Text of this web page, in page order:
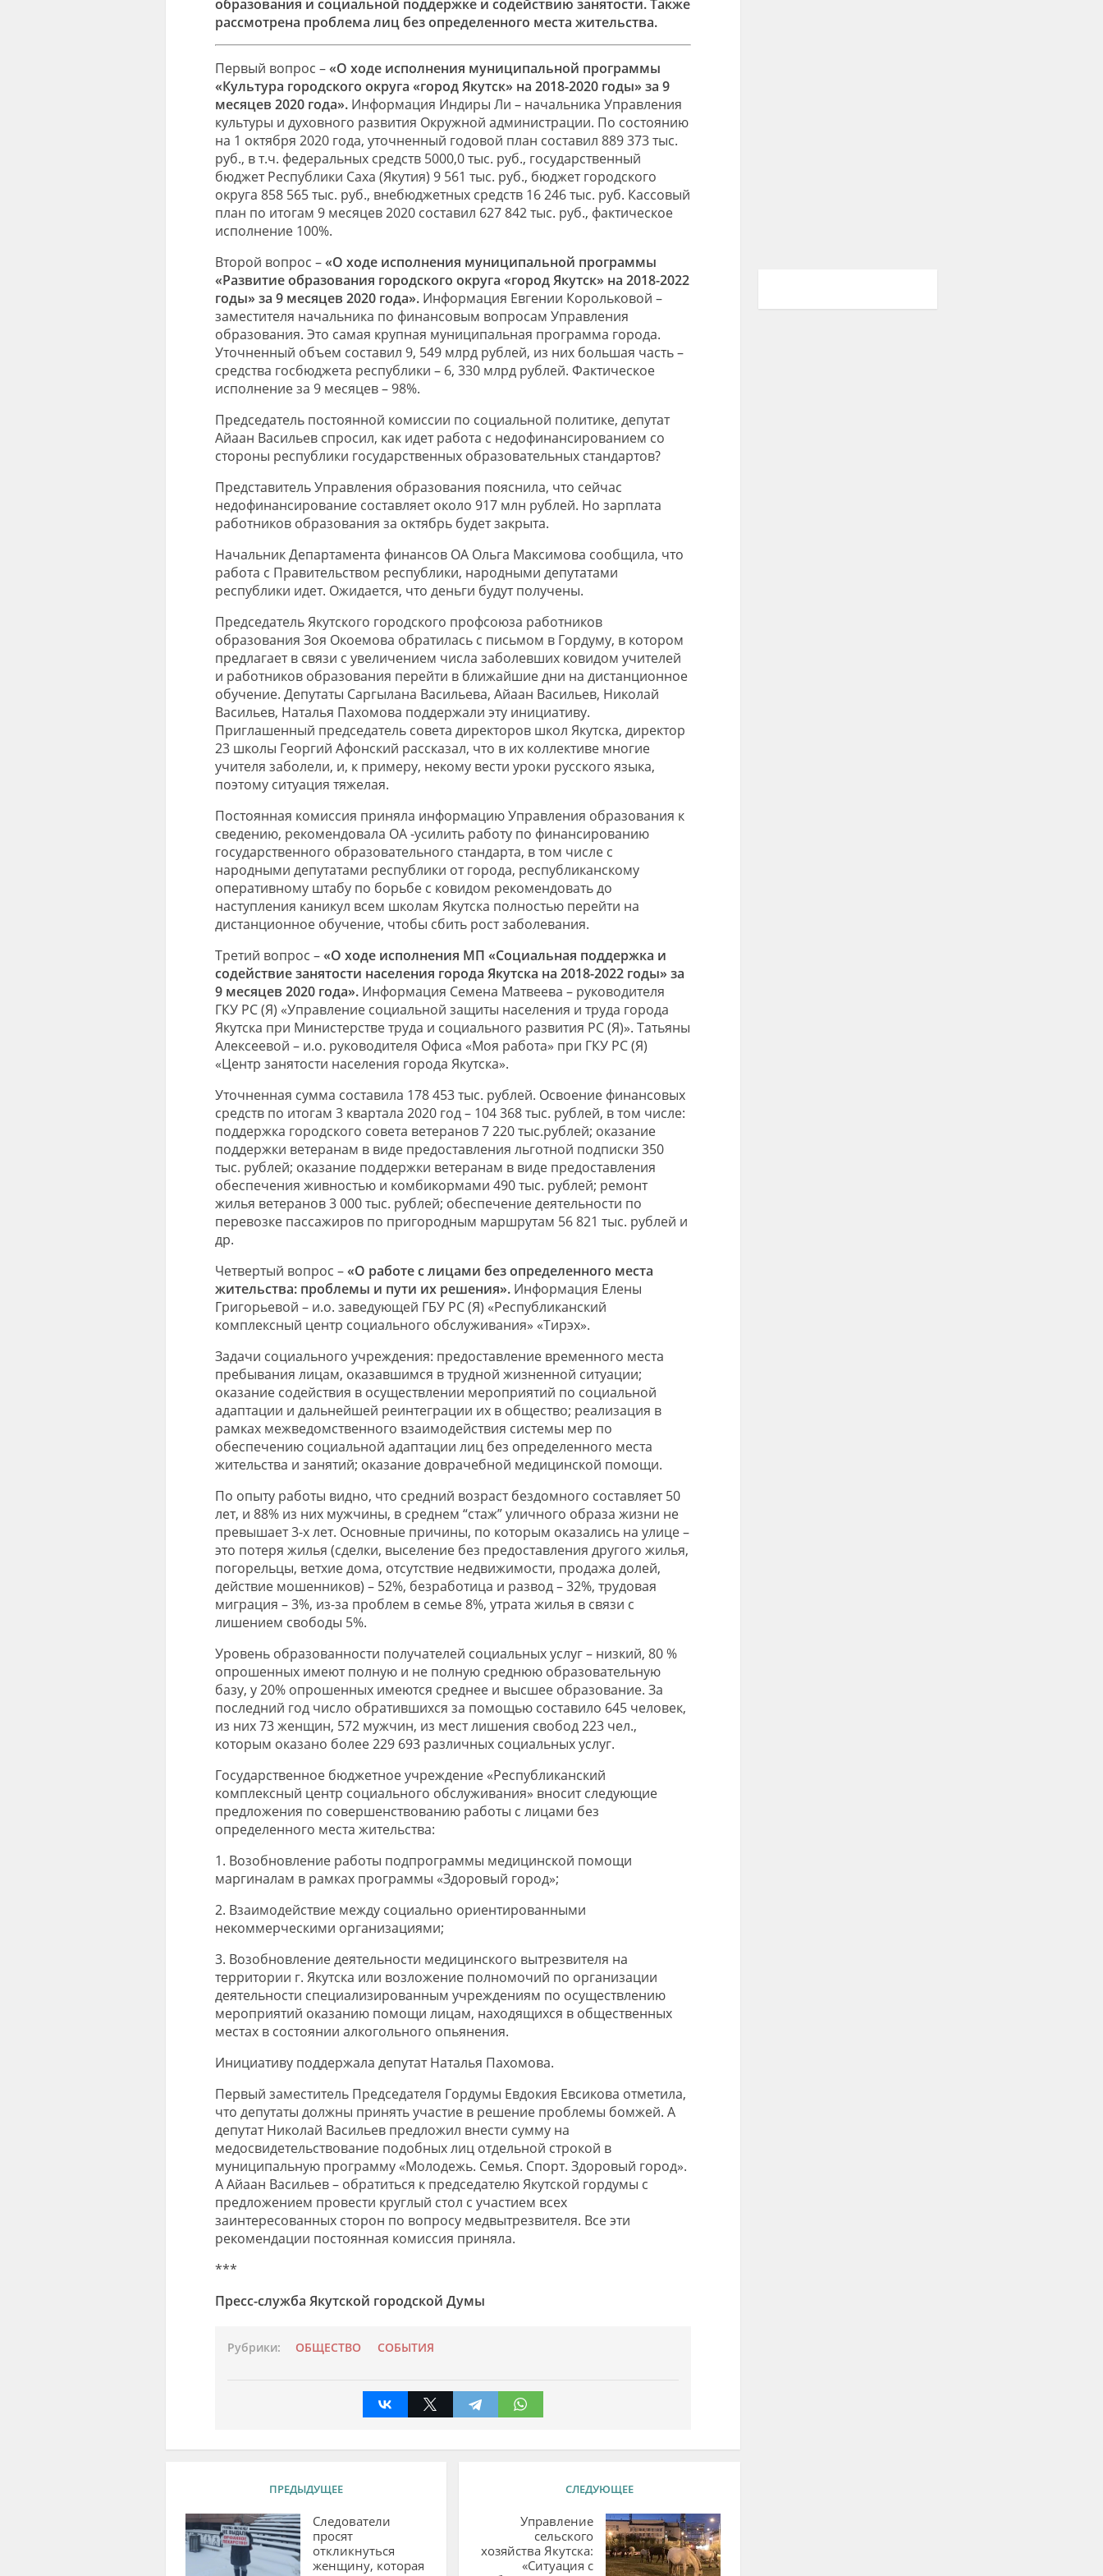
образования и социальной поддержке и содействию занятости. Также
рассмотрена проблема лиц без определенного места жительства.
Первый вопрос –«О ходе исполнения муниципальной программы
«Культура городского округа «город Якутск» на 2018-2020 годы» за 9
месяцев 2020 года».Информация Индиры Ли – начальника Управления
культуры и духовного развития Окружной администрации. По состоянию
на 1 октября 2020 года, уточненный годовой план составил 889 373 тыс.
руб., в т.ч. федеральных средств 5000,0 тыс. руб., государственный
бюджет Республики Саха (Якутия) 9 561 тыс. руб., бюджет городского
округа 858 565 тыс. руб., внебюджетных средств 16 246 тыс. руб. Кассовый
план по итогам 9 месяцев 2020 составил 627 842 тыс. руб., фактическое
исполнение 100%.
Второй вопрос –«О ходе исполнения муниципальной программы
«Развитие образования городского округа «город Якутск» на 2018-2022
годы» за 9 месяцев 2020 года». Информация Евгении Корольковой –
заместителя начальника по финансовым вопросам Управления
образования. Это самая крупная муниципальная программа города.
Уточненный объем составил 9, 549 млрд рублей, из них большая часть –
средства госбюджета республики – 6, 330 млрд рублей. Фактическое
исполнение за 9 месяцев – 98%.
Председатель постоянной комиссии по социальной политике, депутат
Айаан Васильев спросил, как идет работа с недофинансированием со
стороны республики государственных образовательных стандартов?
Представитель Управления образования пояснила, что сейчас
недофинансирование составляет около 917 млн рублей. Но зарплата
работников образования за октябрь будет закрыта.
Начальник Департамента финансов ОА Ольга Максимова сообщила, что
работа с Правительством республики, народными депутатами
республики идет. Ожидается, что деньги будут получены.
Председатель Якутского городского профсоюза работников
образования Зоя Окоемова обратилась с письмом в Гордуму, в котором
предлагает в связи с увеличением числа заболевших ковидом учителей
и работников образования перейти в ближайшие дни на дистанционное
обучение. Депутаты Саргылана Васильева, Айаан Васильев, Николай
Васильев, Наталья Пахомова поддержали эту инициативу.
Приглашенный председатель совета директоров школ Якутска, директор
23 школы Георгий Афонский рассказал, что в их коллективе многие
учителя заболели, и, к примеру, некому вести уроки русского языка,
поэтому ситуация тяжелая.
Постоянная комиссия приняла информацию Управления образования к
сведению, рекомендовала ОА -усилить работу по финансированию
государственного образовательного стандарта, в том числе с
народными депутатами республики от города, республиканскому
оперативному штабу по борьбе с ковидом рекомендовать до
наступления каникул всем школам Якутска полностью перейти на
дистанционное обучение, чтобы сбить рост заболевания.
Третий вопрос –«О ходе исполнения МП «Социальная поддержка и
содействие занятости населения города Якутска на 2018-2022 годы» за
9 месяцев 2020 года».Информация Семена Матвеева – руководителя
ГКУ РС (Я) «Управление социальной защиты населения и труда города
Якутска при Министерстве труда и социального развития РС (Я)». Татьяны
Алексеевой – и.о. руководителя Офиса «Моя работа» при ГКУ РС (Я)
«Центр занятости населения города Якутска».
Уточненная сумма составила 178 453 тыс. рублей. Освоение финансовых
средств по итогам 3 квартала 2020 год – 104 368 тыс. рублей, в том числе:
поддержка городского совета ветеранов 7 220 тыс.рублей; оказание
поддержки ветеранам в виде предоставления льготной подписки 350
тыс. рублей; оказание поддержки ветеранам в виде предоставления
обеспечения живностью и комбикормами 490 тыс. рублей; ремонт
жилья ветеранов 3 000 тыс. рублей; обеспечение деятельности по
перевозке пассажиров по пригородным маршрутам 56 821 тыс. рублей и
др.
Четвертый вопрос –«О работе с лицами без определенного места
жительства: проблемы и пути их решения».Информация Елены
Григорьевой – и.о. заведующей ГБУ РС (Я) «Республиканский
комплексный центр социального обслуживания» «Тирэх».
Задачи социального учреждения: предоставление временного места
пребывания лицам, оказавшимся в трудной жизненной ситуации;
оказание содействия в осуществлении мероприятий по социальной
адаптации и дальнейшей реинтеграции их в общество; реализация в
рамках межведомственного взаимодействия системы мер по
обеспечению социальной адаптации лиц без определенного места
жительства и занятий; оказание доврачебной медицинской помощи.
По опыту работы видно, что средний возраст бездомного составляет 50
лет, и 88% из них мужчины, в среднем “стаж” уличного образа жизни не
превышает 3-х лет. Основные причины, по которым оказались на улице –
это потеря жилья (сделки, выселение без предоставления другого жилья,
погорельцы, ветхие дома, отсутствие недвижимости, продажа долей,
действие мошенников) – 52%, безработица и развод – 32%, трудовая
миграция – 3%, из-за проблем в семье 8%, утрата жилья в связи с
лишением свободы 5%.
Уровень образованности получателей социальных услуг – низкий, 80 %
опрошенных имеют полную и не полную среднюю образовательную
базу, у 20% опрошенных имеются среднее и высшее образование. За
последний год число обратившихся за помощью составило 645 человек,
из них 73 женщин, 572 мужчин, из мест лишения свобод 223 чел.,
которым оказано более 229 693 различных социальных услуг.
Государственное бюджетное учреждение «Республиканский
комплексный центр социального обслуживания» вносит следующие
предложения по совершенствованию работы с лицами без
определенного места жительства:
1. Возобновление работы подпрограммы медицинской помощи
маргиналам в рамках программы «Здоровый город»;
2. Взаимодействие между социально ориентированными
некоммерческими организациями;
3. Возобновление деятельности медицинского вытрезвителя на
территории г. Якутска или возложение полномочий по организации
деятельности специализированным учреждениям по осуществлению
мероприятий оказанию помощи лицам, находящихся в общественных
местах в состоянии алкогольного опьянения.
Инициативу поддержала депутат Наталья Пахомова.
Первый заместитель Председателя Гордумы Евдокия Евсикова отметила,
что депутаты должны принять участие в решение проблемы бомжей. А
депутат Николай Васильев предложил внести сумму на
медосвидетельствование подобных лиц отдельной строкой в
муниципальную программу «Молодежь. Семья. Спорт. Здоровый город».
А Айаан Васильев – обратиться к председателю Якутской гордумы с
предложением провести круглый стол с участием всех
заинтересованных сторон по вопросу медвытрезвителя. Все эти
рекомендации постоянная комиссия приняла.
***
Пресс-служба Якутской городской Думы
Рубрики: ОБЩЕСТВО СОБЫТИЯ
ПРЕДЫДУЩЕЕ
Следователи
просят
откликнуться
женщину, которая
СЛЕДУЮЩЕЕ
Управление
сельского
хозяйства Якутска:
«Ситуация с